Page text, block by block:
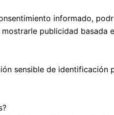
informado,
publicidad basada
sensible de identificación